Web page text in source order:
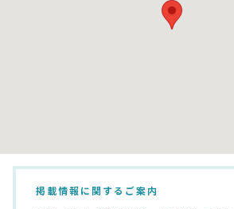
掲載情報に関するご案内